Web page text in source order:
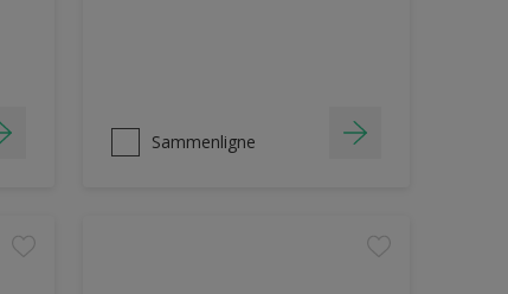
Sammenligne